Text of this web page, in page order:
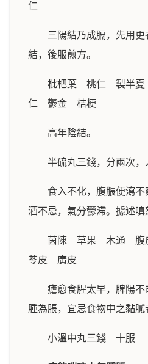
仁
三陽結乃成膈，先用
結，後服煎方。
枇杷葉 桃仁 製半
仁 鬱金 桔梗
高年陰結。
半硫丸三錢，分兩次，
食入不化，腹脹便瀉
酒不忌，氣分鬱滯。據述嗔
茵陳 草果 木通
苓皮 廣皮
瘧愈食腥太早，脾陽
腫為脹，宜忌食物中之黏膩
小溫中丸三錢 十服